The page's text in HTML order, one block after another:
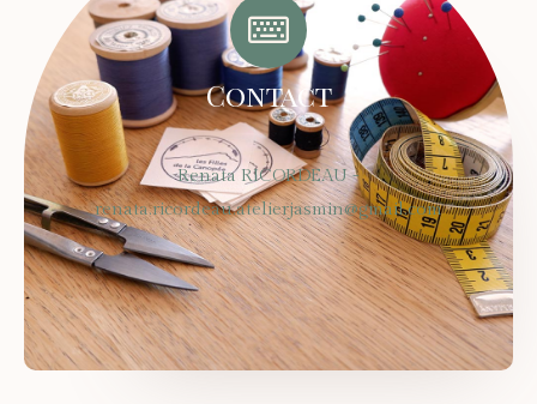
Contact
Renata RICORDEAU -
renata.ricordeau.atelierjasmin@gmail.com